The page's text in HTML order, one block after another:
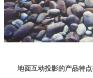
地面互动投影的产品特点